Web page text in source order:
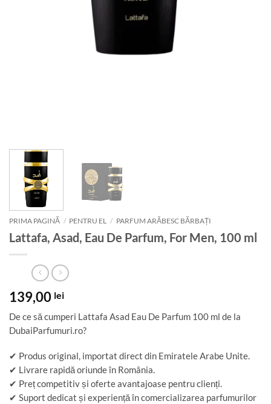
PRIMA PAGINĂ / PENTRU EL / PARFUM ARĂBESC BĂRBAȚI
Lattafa, Asad, Eau De Parfum, For Men, 100 ml
139,00 lei
De ce să cumperi Lattafa Asad Eau De Parfum 100 ml de la
DubaiParfumuri.ro?
✔ Produs original, importat direct din Emiratele Arabe Unite.
✔ Livrare rapidă oriunde în România.
✔ Preț competitiv și oferte avantajoase pentru clienți.
✔ Suport dedicat și experiență în comercializarea parfumurilor